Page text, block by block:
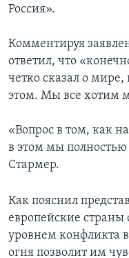
Россия».
Комментируя
ответил, что
четко сказал о мире,
этом. Мы все хотим
«Вопрос в том, как
в этом мы полностью
Стармер.
Как пояснил
европейские
уровнем конфликта
огня позволит им